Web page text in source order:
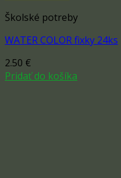
Školské potreby
WATER COLOR fixky 24ks
2.50 €
Pridať do košíka